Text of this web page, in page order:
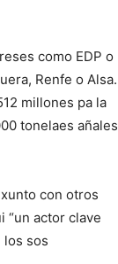
como EDP o
Renfe o Alsa.
millones pa la
tonelaes añales
con otros
“un actor clave
los sos